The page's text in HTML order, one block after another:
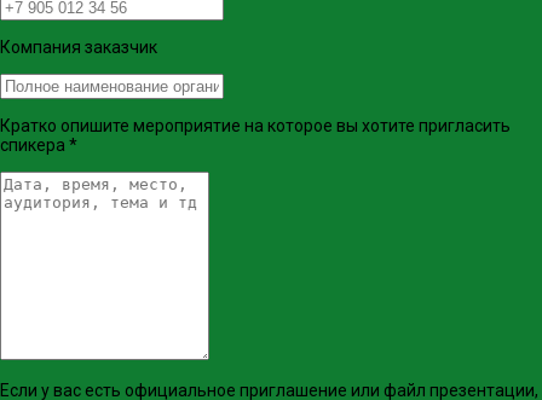
Компания заказчик
Кратко опишите мероприятие на которое вы хотите пригласить
спикера *
Если у вас есть официальное приглашение или файл презентации,